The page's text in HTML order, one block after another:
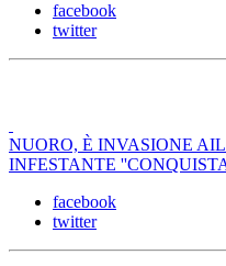
facebook
twitter
NUORO, È INVASIONE
INFESTANTE
facebook
twitter